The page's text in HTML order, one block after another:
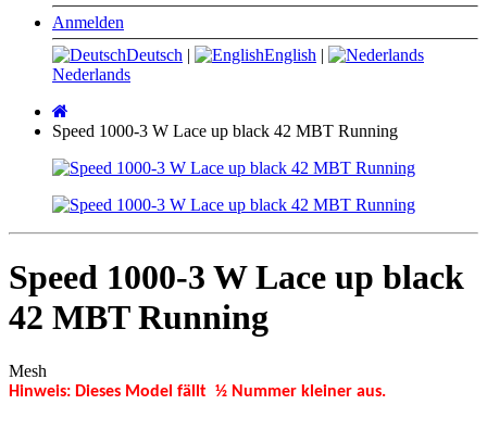
Anmelden
Deutsch | English |
Nederlands
Speed 1000-3 W Lace up black 42 MBT Running
Speed 1000-3 W Lace up black
42 MBT Running
Mesh
Hinweis: Dieses Model fällt ½ Nummer kleiner aus.